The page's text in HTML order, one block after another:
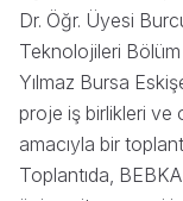
Dr. Öğr. Üyesi
Teknolojileri
Yılmaz Bursa
proje iş birlikleri ve
amacıyla bir
Toplantıda,